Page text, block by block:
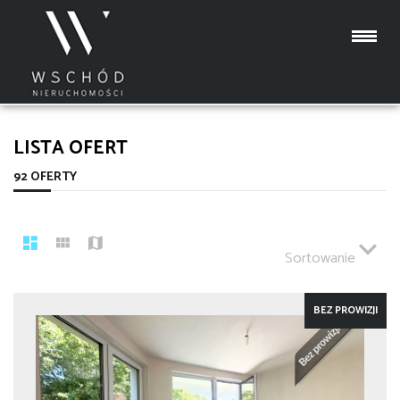
LISTA OFERT
92 OFERTY
Sortowanie
BEZ PROWIZJI